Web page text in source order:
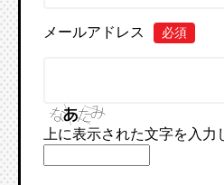
メールアドレス 必須
上に表示された文字を入力